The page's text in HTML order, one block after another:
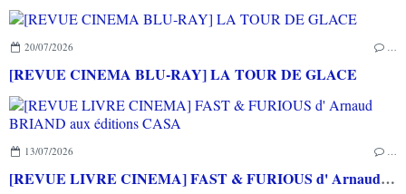
20/07/2026 …
[REVUE CINEMA BLU-RAY] LA TOUR DE GLACE
13/07/2026 …
[REVUE LIVRE CINEMA] FAST & FURIOUS d' Arnaud BRIAND aux éditions CASA